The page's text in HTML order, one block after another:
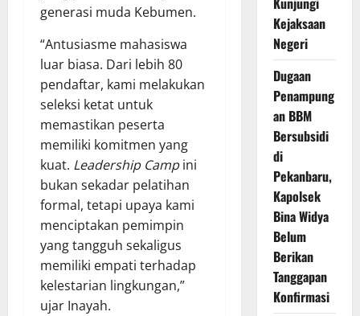
generasi muda Kebumen.
“Antusiasme mahasiswa
luar biasa. Dari lebih 80
pendaftar, kami melakukan
seleksi ketat untuk
memastikan peserta
memiliki komitmen yang
kuat. Leadership Campini
bukan sekadar pelatihan
formal, tetapi upaya kami
menciptakan pemimpin
yang tangguh sekaligus
memiliki empati terhadap
kelestarian lingkungan,”
ujar Inayah.
Kejaksaan
Negeri
Dugaan
Penampung
an BBM
Bersubsidi
di
Pekanbaru,
Kapolsek
Bina Widya
Belum
Berikan
Tanggapan
Konfirmasi